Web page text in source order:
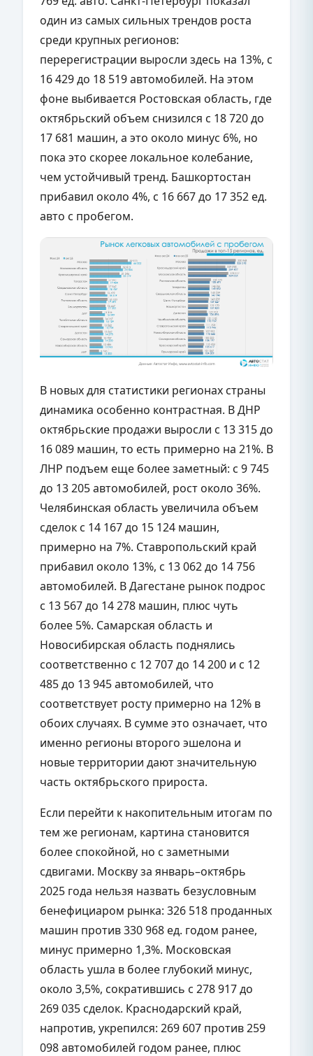
один из самых сильных трендов роста
среди крупных регионов:
перерегистрации выросли здесь на 13%, с
16 429 до 18 519 автомобилей. На этом
фоне выбивается Ростовская область, где
октябрьский объем снизился с 18 720 до
17 681 машин, а это около минус 6%, но
пока это скорее локальное колебание,
чем устойчивый тренд. Башкортостан
прибавил около 4%, с 16 667 до 17 352 ед.
авто с пробегом.
В новых для статистики регионах страны
динамика особенно контрастная. В ДНР
октябрьские продажи выросли с 13 315 до
16 089 машин, то есть примерно на 21%. В
ЛНР подъем еще более заметный: с 9 745
до 13 205 автомобилей, рост около 36%.
Челябинская область увеличила объем
сделок с 14 167 до 15 124 машин,
примерно на 7%. Ставропольский край
прибавил около 13%, с 13 062 до 14 756
автомобилей. В Дагестане рынок подрос
с 13 567 до 14 278 машин, плюс чуть
более 5%. Самарская область и
Новосибирская область поднялись
соответственно с 12 707 до 14 200 и с 12
485 до 13 945 автомобилей, что
соответствует росту примерно на 12% в
обоих случаях. В сумме это означает, что
именно регионы второго эшелона и
новые территории дают значительную
часть октябрьского прироста.
Если перейти к накопительным итогам по
тем же регионам, картина становится
более спокойной, но с заметными
сдвигами. Москву за январь–октябрь
2025 года нельзя назвать безусловным
бенефициаром рынка: 326 518 проданных
машин против 330 968 ед. годом ранее,
минус примерно 1,3%. Московская
область ушла в более глубокий минус,
около 3,5%, сократившись с 278 917 до
269 035 сделок. Краснодарский край,
напротив, укрепился: 269 607 против 259
098 автомобилей годом ранее, плюс